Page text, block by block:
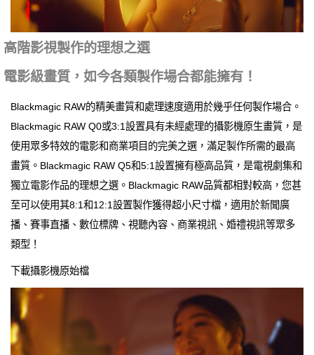
高階影視製作的理想之選
電影級畫質，如今各類製作場合都能擁有！
Blackmagic RAW的精美畫質和處理速度適用於幾乎任何製作場合。
Blackmagic RAW Q0或3:1設置具有未經處理的攝影機原生畫質，是
使用眾多特效的電影和商業項目的完美之選，滿足製作所需的最高
畫質。Blackmagic RAW Q5和5:1設置擁有極高品質，是電視劇集和
獨立電影作品的理想之選。Blackmagic RAW品質都相對較高，您甚
至可以使用其8:1和12:1設置製作獲得超小尺寸檔，適用於新聞廣
播、賽事直播、數位標牌、視聽內容、商業視訊、婚禮視訊等眾多
類型！
下載攝影機原始檔